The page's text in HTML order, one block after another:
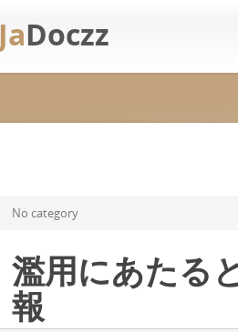
JaDoczz
No category
濫用にあたる
報